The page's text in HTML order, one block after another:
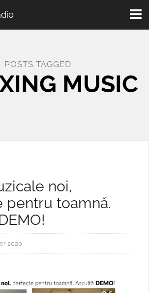
POSTS TAGGED:
MUSIC
noi,
pentru toamnă.
2020